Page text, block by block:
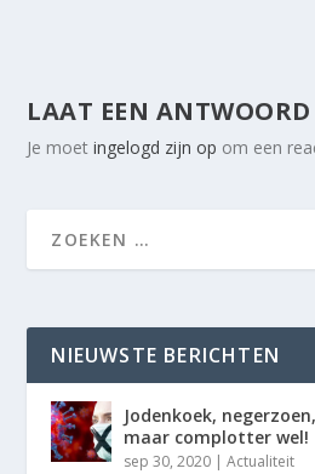
LAAT EEN
Je moetingelogd zijn op om een
NIEUWSTE BERICHTEN
Jodenkoek,
maar complotter wel!
sep 30, 2020 |Actualiteit